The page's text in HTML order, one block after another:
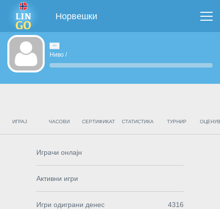
Норвешки
Ниво /
ИГРАЈ ЧАСОВИ СЕРТИФИКАТ СТАТИСТИКА ТУРНИР
Играчи онлајн
Активни игри
Игри одиграни денес 4316